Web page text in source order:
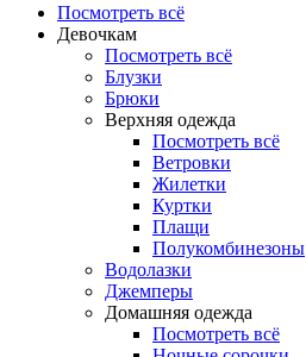
Посмотреть всё
Девочкам
Посмотреть всё
Блузки
Брюки
Верхняя одежда
Посмотреть всё
Ветровки
Жилетки
Куртки
Плащи
Полукомбинезоны
Водолазки
Джемперы
Домашняя одежда
Посмотреть всё